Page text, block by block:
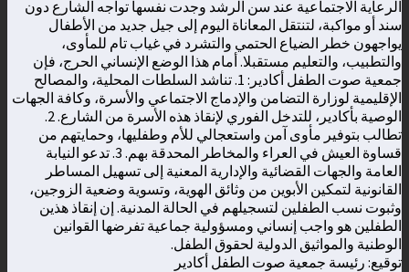
الرعاية الاجتماعية عند سن الرشد وجدت نفسها تواجه الشارع دون
سند أو مواكبة، لتنتقل المعاناة اليوم إلى جيل جديد من الأطفال
يواجهون خطر الضياع الحتمي والتشرد في غياب تام للمأوى،
والتطبيب، والتعليم مستقبلا. أمام هذا الوضع الإنساني الحرج، فإن
جمعية صوت الطفل أكادير: 1. تناشد السلطات المحلية، والمصالح
الإقليمية لوزارة التضامن والإدماج الاجتماعي والأسرة، وكافة الجهات
الوصية بأكادير، للتدخل الفوري لإنقاذ هذه الأسرة من الشارع. 2.
تطالب بتوفير مأوى آمن واستعجالي للأم وطفليها، وحمايتهم من
قساوة العيش في العراء والمخاطر المحدقة بهم. 3. تدعو النيابة
العامة والجهات القضائية والإدارية المعنية إلى تسهيل المساطر
القانونية لتمكين الأبوين من وثائق الهوية، وتسوية وضعية الزوجين،
وثبوت نسب الطفلين لتسجيلهم في الحالة المدنية. إن إنقاذ هذين
الطفلين هو واجب إنساني ومسؤولية جماعية تفرضها القوانين
الوطنية والمواثيق الدولية لحقوق الطفل.
توقيع: رئيسة جمعية صوت الطفل أكادير